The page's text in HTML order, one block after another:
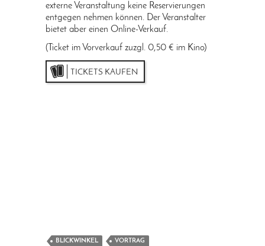
externe Veranstaltung keine Reservierungen
entgegen nehmen können. Der Veranstalter
bietet aber einen Online-Verkauf.
(Ticket im Vorverkauf zuzgl. 0,50 € im Kino)
TICKETS KAUFEN
BLICKWINKEL VORTRAG